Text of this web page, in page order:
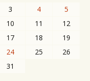
3 4
5
10 11
12
17 18
19
24 25
26
31